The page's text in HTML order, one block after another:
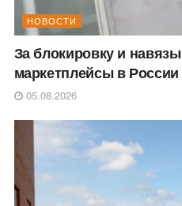
НОВОСТИ
За блокировку и
маркетплейсы в
05.08.2026